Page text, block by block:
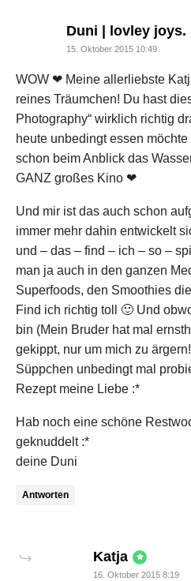
Duni | lovley joys.
15. Oktober 2015 10:49
WOW ❤ Meine allerliebste
reines Träumchen! Du hast
Photography“ wirklich richtig
heute unbedingt essen
schon beim Anblick das
GANZ großes Kino ❤
Und mir ist das auch schon
immer mehr dahin entwickelt
und – das – find – ich – so –
man ja auch in den ganzen
Superfoods, den Smoothies
Find ich richtig toll 🙂 Und
bin (Mein Bruder hat mal
gekippt, nur um mich zu
Süppchen unbedingt mal
Rezept meine Liebe :*
Hab noch eine schöne
geknuddelt :*
deine Duni
Antworten
Katja says:
16. Oktober 2015 8:19